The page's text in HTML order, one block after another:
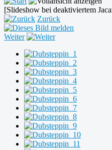
[Slideshow bei deaktiviertem
Zurück
Weiter